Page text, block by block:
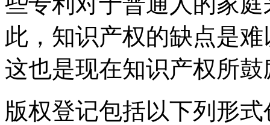
此，知识产权的缺点是
这也是现在知识产权所鼓
版权登记包括以下列形